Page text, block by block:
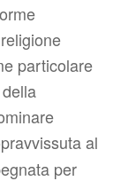
particolare
al
per